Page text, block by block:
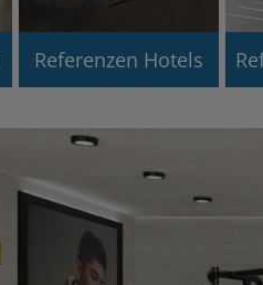
Referenzen Hotels